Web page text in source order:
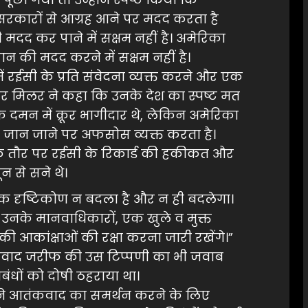
से आग्रह आने पर मदद करता है
कर पाने में सक्षम नहीं है। अमेरिका
की मदद करने में सक्षम नहीं है।
में रईसी के प्रति संवेदना व्यक्त करने और एक
मिलर ने कहा कि उनके देश का स्पष्ट मत
दमन में क्रूर भागीदार थे, लेकिन अमेरिका
जान जाने पर अफसोस व्यक्त करता है।
पर रईसी के रिकार्ड की हकीकत और
से सने थे।
दृष्टिकोण न बदला है और न ही बदलेगा।
मानवाधिकारों, एक खुले व मुक्त
आकांक्षाओं की रक्षा करना जारी रखेंगे।”
जरीफ की उस टिप्पणी का भी जवाब
को दोषी ठहराया था।
ने आतंकवाद का समर्थन करने के लिए